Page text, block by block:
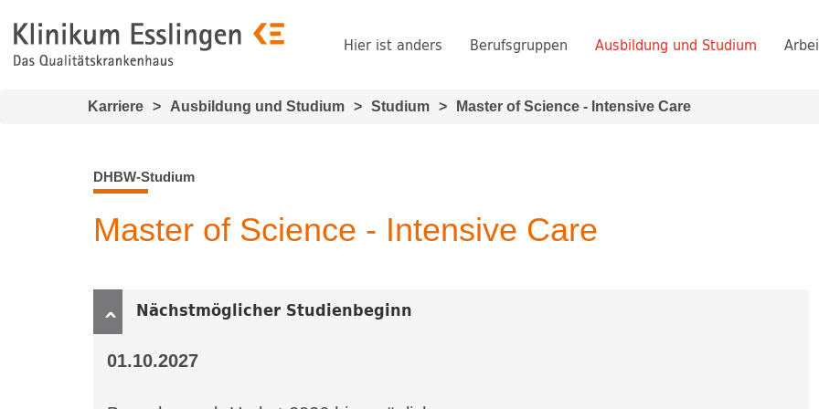
Hier ist anders Berufsgruppen Ausbildung und Studium
Karriere > Ausbildung und Studium > Studium > Master of Science - Intensive Care
DHBW-Studium
Master of Science - Intensive Care
Nächstmöglicher Studienbeginn
01.10.2027